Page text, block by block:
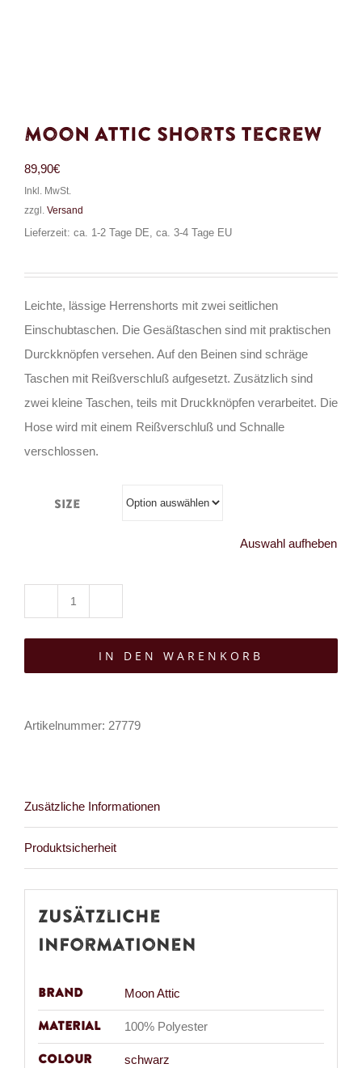
Moon Attic Shorts Tecrew
89,90€
Inkl. MwSt.
zzgl. Versand
Lieferzeit: ca. 1-2 Tage DE, ca. 3-4 Tage EU
Leichte, lässige Herrenshorts mit zwei seitlichen
Einschubtaschen. Die Gesäßtaschen sind mit praktischen
Durckknöpfen versehen. Auf den Beinen sind schräge
Taschen mit Reißverschluß aufgesetzt. Zusätzlich sind
zwei kleine Taschen, teils mit Druckknöpfen verarbeitet. Die
Hose wird mit einem Reißverschluß und Schnalle
verschlossen.
Size
Auswahl aufheben
Attic
ShortsIN DEN WARENKORB
Artikelnummer: 27779
Zusätzliche Informationen
Produktsicherheit
Zusätzliche
Informationen
Brand Moon Attic
Material 100% Polyester
Colour schwarz